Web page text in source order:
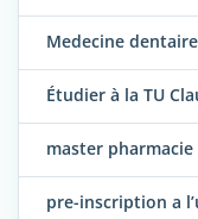
Medecine
Étudier à la TU
master
pre-inscription a